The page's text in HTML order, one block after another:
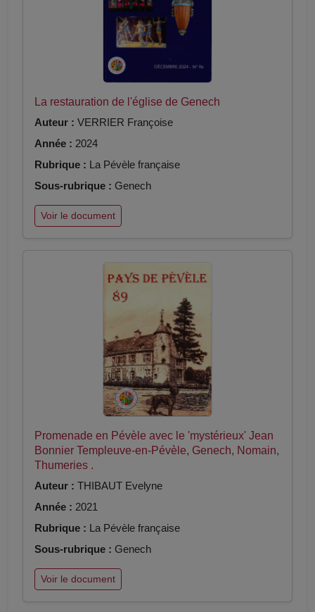
La restauration de l'église de Genech
Auteur : VERRIER Françoise
Année : 2024
Rubrique : La Pévèle française
Sous-rubrique : Genech
Voir le document
Promenade en Pévèle avec le 'mystérieux' Jean
Bonnier Templeuve-en-Pévèle, Genech, Nomain,
Thumeries .
Auteur : THIBAUT Evelyne
Année : 2021
Rubrique : La Pévèle française
Sous-rubrique : Genech
Voir le document